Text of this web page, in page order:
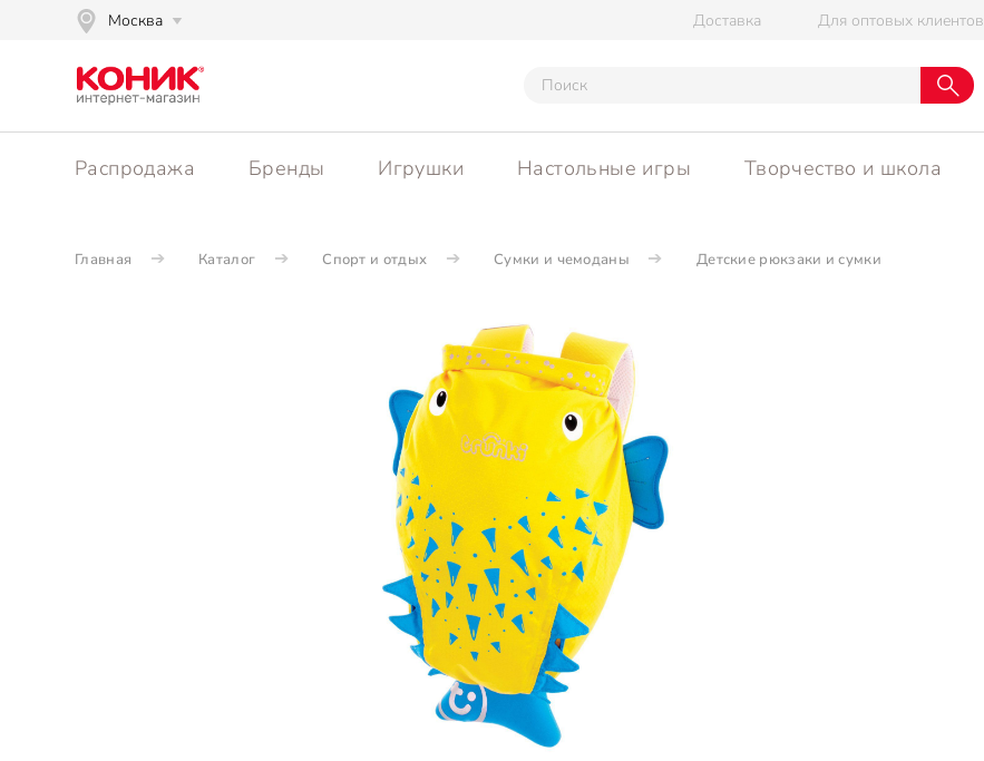
Москва Доставка Для оптовых клиентов
Распродажа Бренды Игрушки Настольные игры Творчество и школа
Главная Каталог Спорт и отдых Сумки и чемоданы Детские рюкзаки и сумки